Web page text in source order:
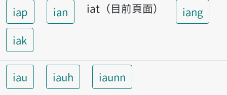
iap
ian iat（目前頁面）
iang
iak
iau iauh iaunn